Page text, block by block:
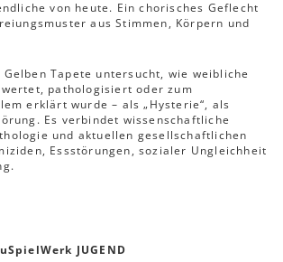
von heute. Ein chorisches Geflecht
aus Stimmen, Körpern und
Gelben Tapete untersucht, wie weibliche
pathologisiert oder zum
erklärt wurde – als „Hysterie“, als
Es verbindet wissenschaftliche
und aktuellen gesellschaftlichen
Essstörungen, sozialer Ungleichheit
JUGEND